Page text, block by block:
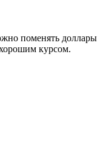
поменять доллары
курсом.